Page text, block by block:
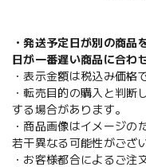
・発送予定日が別の商品
日が一番遅い商品に合わ
・表示金額は税込み価格
・転売目的の購入と判断
する場合があります。
・商品画像はイメージの
若干異なる可能性がござ
・お客様都合によるご注